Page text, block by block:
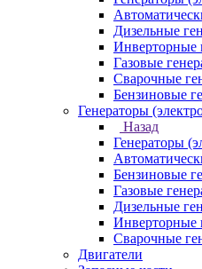
Дизельные
Инверторные
Газовые
Сварочные
Бензиновые
Генераторы
Назад
Генераторы
Бензиновые
Газовые
Дизельные
Инверторные
Сварочные
Двигатели